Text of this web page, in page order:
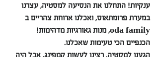
ענקיות! התחלנו את הנסיעה למסטיה, עצרנו
במערת פרומתאוס, ואכלנו ארוחת צהריים ב
oda family, מנות גאורגיות מדהימות!
הכנפיים הכי טעימות שאכלנו.
הגענו למסטיה, רצינו לעשות קמפינג, אבל היה